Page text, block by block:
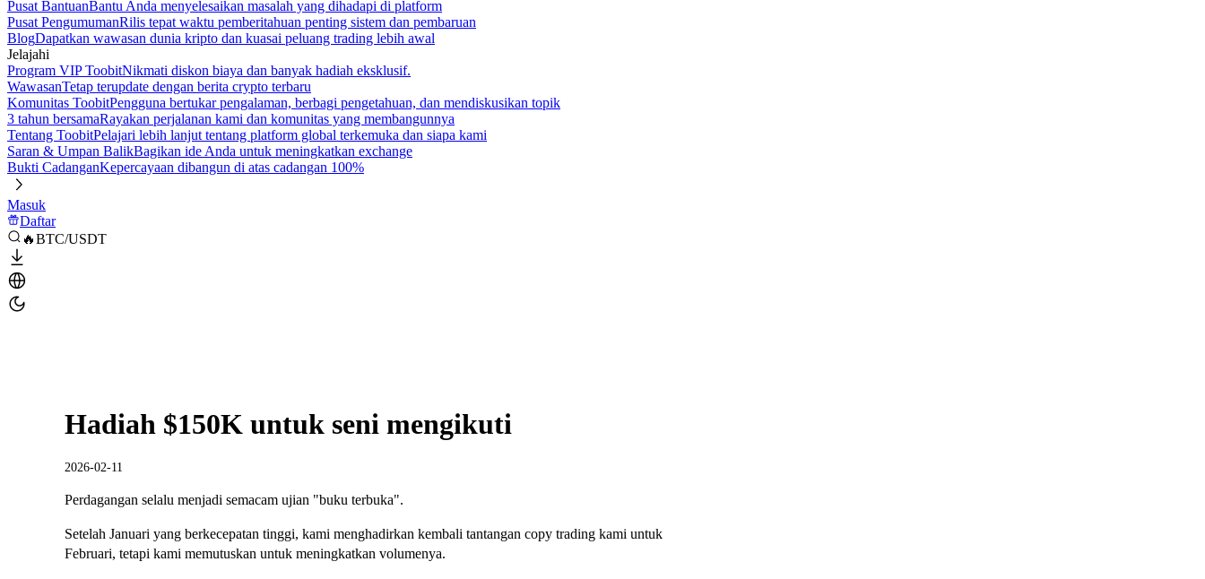
Pusat BantuanBantu Anda menyelesaikan masalah yang dihadapi di platform
Pusat PengumumanRilis tepat waktu pemberitahuan penting sistem dan pembaruan
BlogDapatkan wawasan dunia kripto dan kuasai peluang trading lebih awal
Jelajahi
Program VIP ToobitNikmati diskon biaya dan banyak hadiah eksklusif.
WawasanTetap terupdate dengan berita crypto terbaru
Komunitas ToobitPengguna bertukar pengalaman, berbagi pengetahuan, dan mendiskusikan topik
3 tahun bersamaRayakan perjalanan kami dan komunitas yang membangunnya
Tentang ToobitPelajari lebih lanjut tentang platform global terkemuka dan siapa kami
Saran & Umpan BalikBagikan ide Anda untuk meningkatkan exchange
Bukti CadanganKepercayaan dibangun di atas cadangan 100%
Masuk
Daftar
🔥BTC/USDT
Hadiah $150K untuk seni mengikuti
2026-02-11
Perdagangan selalu menjadi semacam ujian "buku terbuka".
Setelah Januari yang berkecepatan tinggi, kami menghadirkan kembali tantangan copy trading kami untuk
Februari, tetapi kami memutuskan untuk meningkatkan volumenya.